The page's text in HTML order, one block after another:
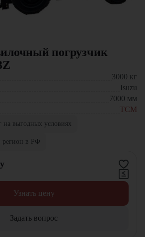
погрузчик
3000 кг
Isuzu
7000 мм
TCM
на выгодных условиях
регион в РФ
Узнать цену
Задать вопрос